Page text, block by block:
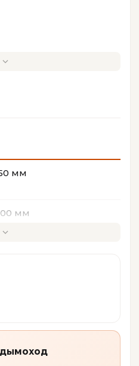
Тек (для
79050
с
камины в Спб, Москве,
с доставкой по
мм
мм